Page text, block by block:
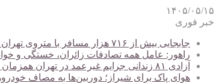
۱۴۰۵/۰۵/۱۵
خبر فوری
جابجایی بیش از ۷۱۶ هزار مسافر با متروی تهران در مراسم جاماندگان اربعین
راهور: عامل همه تصادفات زائران، خستگی و
آزادی ۸۱ زندانی جرایم غیرعمد در تهران همزمان با اربعین
هوای پاک برای شیراز؛ دوربین‌ها به مصاف